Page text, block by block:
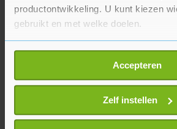
productontwikkeling. U kunt kiezen
gebruikt en met welke doelen.
Als u het toestaat, willen we ook
Informatie verzamelen over
locatie, die tot een paar meter
Uw apparaat identificeren door
scannen op specifieke
Accepteren
Zelf instellen
Opstelling Nederland:
Hecke, Van Dijk en Jurriën
Reijnders en Gravenberch;